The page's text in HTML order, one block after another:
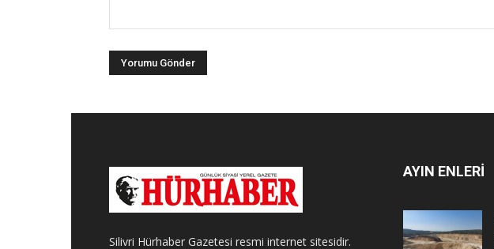
Silivri Hürhaber Gazetesi resmi internet sitesidir.
AYIN ENLERİ